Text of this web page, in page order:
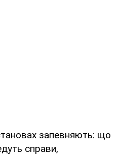
запевняють: що
справи,